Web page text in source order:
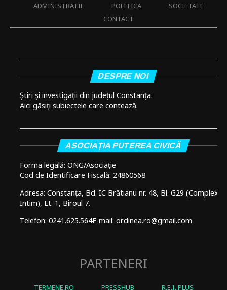
ADMINISTRATIE
POLITICA
SOCIETATE
CONTACT
DESPRE NOI
Știri și investigații din județul Constanța.
Aici găsiți subiectele care contează.
ASOCIAȚIA PUTEREA CIVICĂ
Forma legală: ONG/Asociație
Cod de Identificare Fiscală: 24860568
Adresa: Constanța, Bd. IC Brătianu nr. 48, Bl. G29 (Complex
Intim), Et. 1, Biroul 7.
Telefon: 0241.625.564E-mail: ordinea.ro@gmail.com
PARTENERI
TERMENE.RO PRESSHUB R.E.I. PLUS